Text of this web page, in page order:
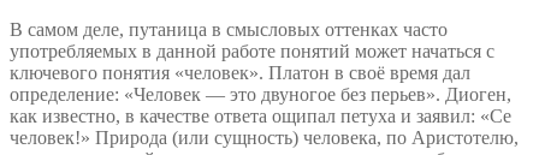
В самом деле, путаница в смысловых оттенках часто
употребляемых в данной работе понятий может начаться с
ключевого понятия «человек». Платон в своё время дал
определение: «Человек — это двуногое без перьев». Диоген,
как известно, в качестве ответа ощипал петуха и заявил: «Се
человек!» Природа (или сущность) человека, по Аристотелю,